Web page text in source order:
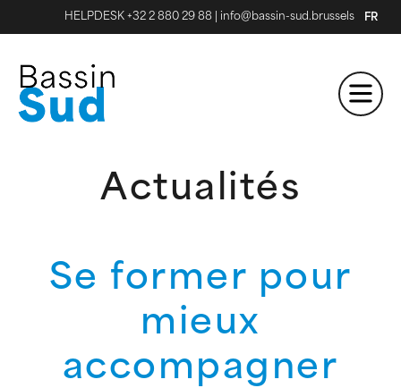
HELPDESK +32 2 880 29 88 info@bassin-sud.brussels FR
Actualités
Se former pour
mieux
accompagner